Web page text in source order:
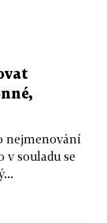
nejmenování
v souladu se